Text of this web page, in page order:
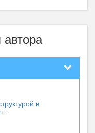
автора
в